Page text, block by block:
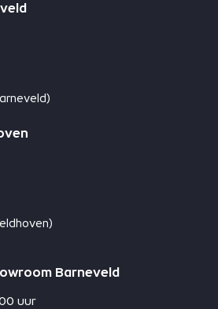
Barneveld
uur